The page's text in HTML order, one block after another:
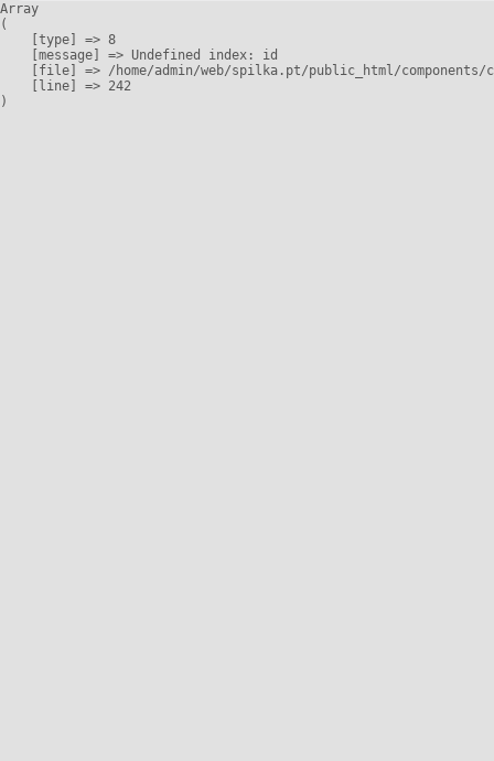
Array
(
    [type] => 8
    [message] => Undefined index: id
[file] => /home/admin/web/spilka.pt/public_html/
    [line] => 242